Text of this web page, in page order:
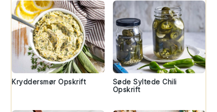
Kryddersmør Opskrift
Søde Syltede Chili
Opskrift